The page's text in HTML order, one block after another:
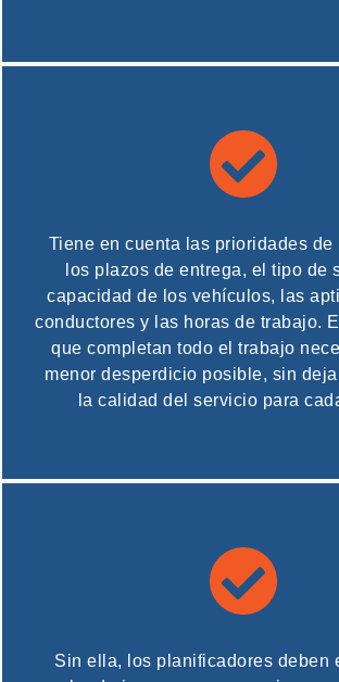
Tiene en cuenta las prioridades de
los plazos de entrega, el tipo de
capacidad de los vehículos, las
conductores y las horas de trabajo.
que completan todo el trabajo
menor desperdicio posible, sin
la calidad del servicio para
Sin ella, los planificadores deben